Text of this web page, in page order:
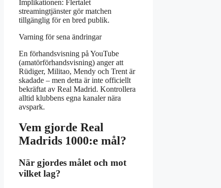
Implikationen: Flertalet
streamingtjänster gör matchen
tillgänglig för en bred publik.
Varning för sena ändringar
En förhandsvisning på YouTube
(amatörförhandsvisning) anger att
Rüdiger, Militao, Mendy och Trent är
skadade – men detta är inte officiellt
bekräftat av Real Madrid. Kontrollera
alltid klubbens egna kanaler nära
avspark.
Vem gjorde Real
Madrids 1000:e mål?
När gjordes målet och mot
vilket lag?